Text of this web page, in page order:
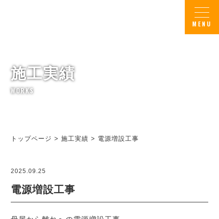
施工実績
WORKS
トップページ >施工実績 > 電源増設工事
2025.09.25
電源増設工事